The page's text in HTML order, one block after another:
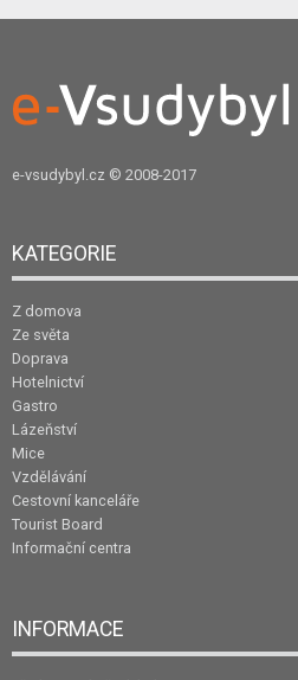
e-vsudybyl.cz © 2008-2017
KATEGORIE
Z domova
Ze světa
Doprava
Hotelnictví
Gastro
Lázeňství
Mice
Vzdělávání
Cestovní kanceláře
Tourist Board
Informační centra
INFORMACE